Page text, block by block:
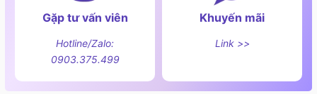
Gặp tư vấn viên
Hotline/Zalo:
0903.375.499
Khuyến mãi
Link >>